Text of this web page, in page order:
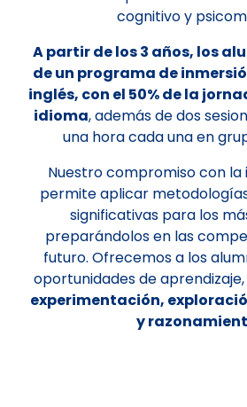
cognitivo y
A partir de los 3 años, los
de un programa de
inglés, con el 50% de la
idioma, además de dos
una hora cada una en
Nuestro compromiso con la
permite aplicar
significativas para los
preparándolos en las
futuro. Ofrecemos a los
oportunidades de aprendizaje,
experimentación,
y